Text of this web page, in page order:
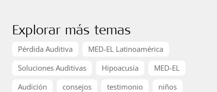
Explorar más temas
Pérdida Auditiva
MED-EL Latinoamérica
Soluciones Auditivas
Hipoacusia
MED-EL
Audición
consejos testimonio niños